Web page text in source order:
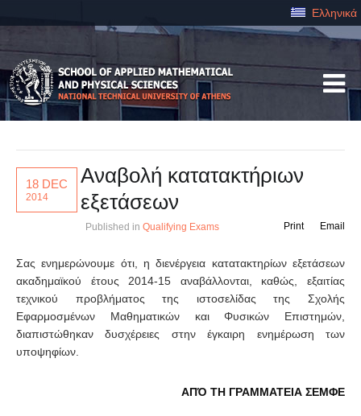
Ελληνικά
18 DEC
2014
Αναβολή κατατακτήριων
εξετάσεων
Published in Qualifying Exams Email
Print
Σας ενημερώνουμε ότι, η διενέργεια κατατακτηρίων εξετάσεων
ακαδημαϊκού έτους 2014-15 αναβάλλονται, καθώς, εξαιτίας
τεχνικού προβλήματος της ιστοσελίδας της Σχολής
Εφαρμοσμένων Μαθηματικών και Φυσικών Επιστημών,
διαπιστώθηκαν δυσχέρειες στην έγκαιρη ενημέρωση των
υποψηφίων.
ΑΠΌ ΤΗ ΓΡΑΜΜΑΤΕΙΑ ΣΕΜΦΕ